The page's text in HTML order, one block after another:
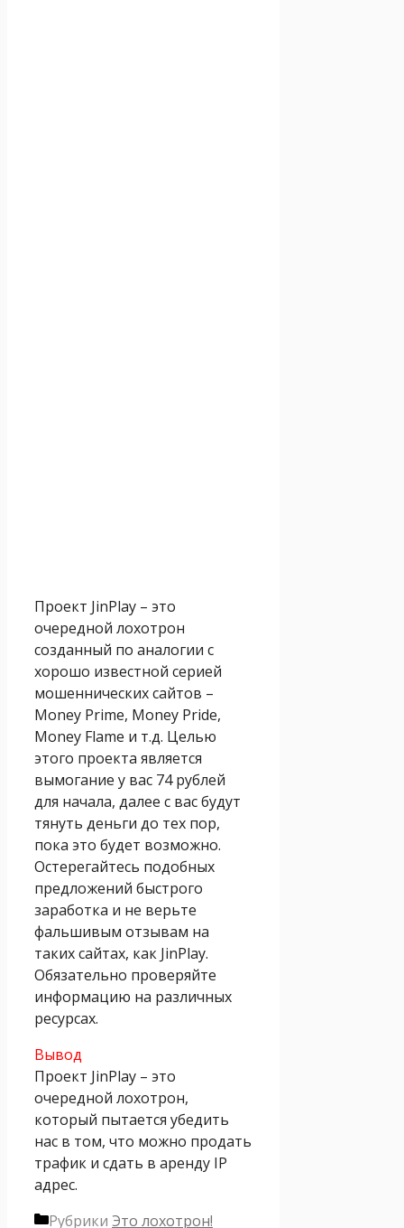
Проект JinPlay – это
очередной лохотрон
созданный по аналогии с
хорошо известной серией
мошеннических сайтов –
Money Prime, Money Pride,
Money Flame и т.д. Целью
этого проекта является
вымогание у вас 74 рублей
для начала, далее с вас будут
тянуть деньги до тех пор,
пока это будет возможно.
Остерегайтесь подобных
предложений быстрого
заработка и не верьте
фальшивым отзывам на
таких сайтах, как JinPlay.
Обязательно проверяйте
информацию на различных
ресурсах.
Вывод
Проект JinPlay – это
очередной лохотрон,
который пытается убедить
нас в том, что можно продать
трафик и сдать в аренду IP
адрес.
Рубрики Это лохотрон!